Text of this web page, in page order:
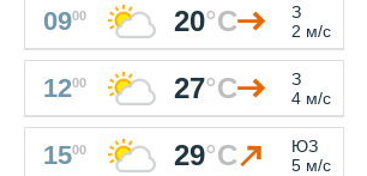
0900 20°C
З
2 м/с
1200 27°C
З
4 м/с
1500 29°C
ЮЗ
5 м/с